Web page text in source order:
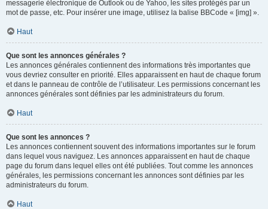
messagerie électronique de Outlook ou de Yahoo, les sites protégés par un
mot de passe, etc. Pour insérer une image, utilisez la balise BBCode « [img] ».
Haut
Que sont les annonces générales ?
Les annonces générales contiennent des informations très importantes que
vous devriez consulter en priorité. Elles apparaissent en haut de chaque forum
et dans le panneau de contrôle de l’utilisateur. Les permissions concernant les
annonces générales sont définies par les administrateurs du forum.
Haut
Que sont les annonces ?
Les annonces contiennent souvent des informations importantes sur le forum
dans lequel vous naviguez. Les annonces apparaissent en haut de chaque
page du forum dans lequel elles ont été publiées. Tout comme les annonces
générales, les permissions concernant les annonces sont définies par les
administrateurs du forum.
Haut